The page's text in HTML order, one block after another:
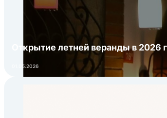
Открытие летней веранды в 2026
01.05.2026